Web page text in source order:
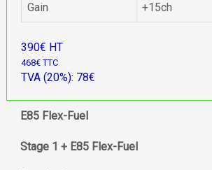
Gain +15ch
390€ HT
468€ TTC
TVA (20%): 78€
E85 Flex-Fuel
Stage 1 + E85 Flex-Fuel